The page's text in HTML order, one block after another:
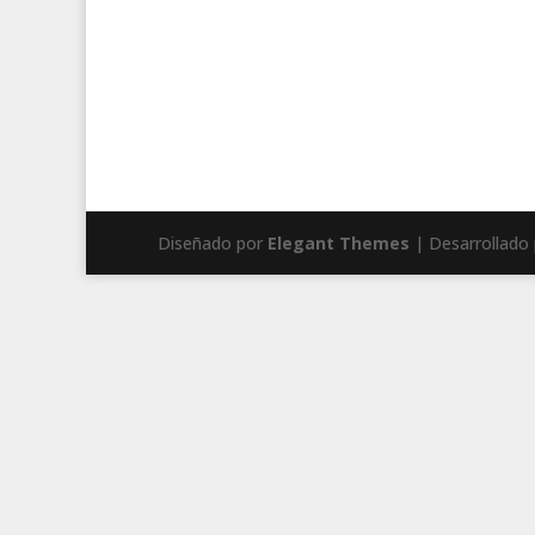
Diseñado por Elegant Themes | Desarrollado